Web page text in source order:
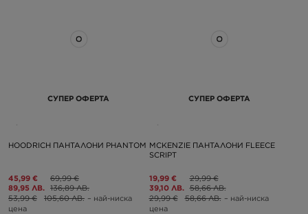
СУПЕР ОФЕРТА
HOODRICH ПАНТАЛОНИ PHANTOM
45,99 €
89,95 ЛВ.
69,99 €
136,89 ЛВ.
53,99 €
105,60 ЛВ. – най-ниска
цена
СУПЕР ОФЕРТА
MCKENZIE ПАНТАЛОНИ FLEECE
SCRIPT
19,99 €
39,10 ЛВ.
29,99 €
58,66 ЛВ.
29,99 €
58,66 ЛВ. – най-ниска
цена